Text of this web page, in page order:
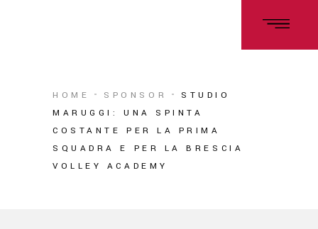
HOME SPONSOR
STUDIO
MARUGGI: UNA SPINTA
COSTANTE PER LA PRIMA
SQUADRA E PER LA BRESCIA
VOLLEY ACADEMY